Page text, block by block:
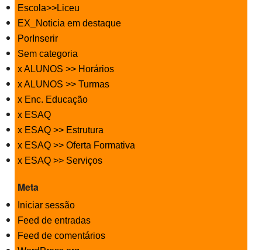
Escola>>Liceu
EX_Noticia em destaque
PorInserir
Sem categoria
x ALUNOS >> Horários
x ALUNOS >> Turmas
x Enc. Educação
x ESAQ
x ESAQ >> Estrutura
x ESAQ >> Oferta Formativa
x ESAQ >> Serviços
Meta
Iniciar sessão
Feed de entradas
Feed de comentários